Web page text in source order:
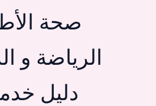
صحة
الرياضة و
دليل